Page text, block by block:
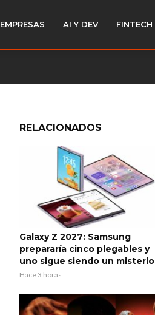
EMPRESAS AI Y DEV FINTECH
RELACIONADOS
Galaxy Z 2027: Samsung
prepararía cinco plegables y
uno sigue siendo un misterio
Hace 3 horas